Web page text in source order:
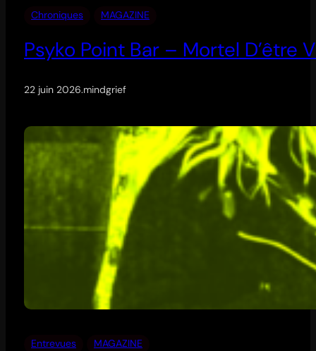
Chroniques MAGAZINE
Psyko Point Bar – Mortel D’être
22 juin 2026.mindgrief
Entrevues MAGAZINE